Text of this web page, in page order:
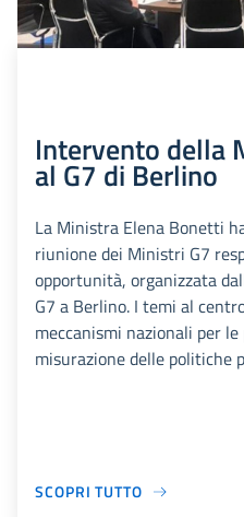
Intervento della
al G7 di Berlino
La Ministra Elena Bonetti
riunione dei Ministri G7
opportunità, organizzata
G7 a Berlino. I temi al
meccanismi nazionali per
misurazione delle politiche
SCOPRI TUTTO